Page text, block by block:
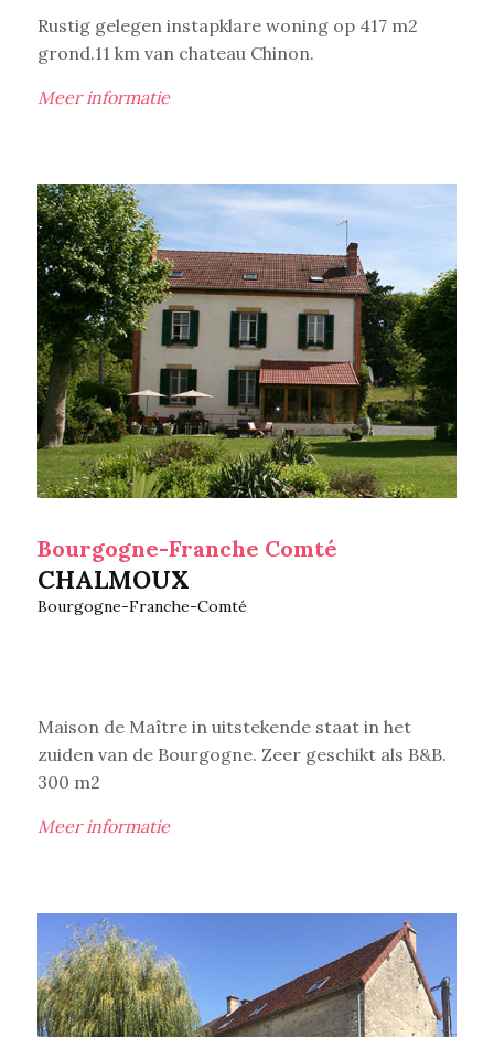
Rustig gelegen instapklare woning op 417 m2
grond.11 km van chateau Chinon.
Meer informatie
Bourgogne-Franche Comté
CHALMOUX
Bourgogne-Franche-Comté
Maison de Maître in uitstekende staat in het
zuiden van de Bourgogne. Zeer geschikt als B&B.
300 m2
Meer informatie